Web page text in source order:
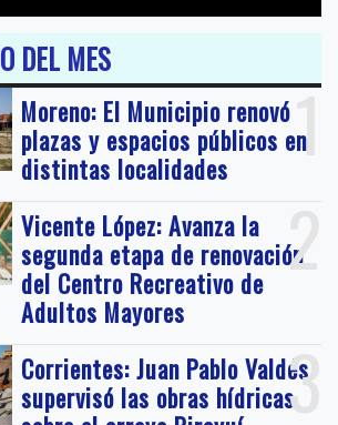
DEL MES
1
Moreno: El Municipio renovó
plazas y espacios públicos en
distintas localidades
2
Vicente López: Avanza la
segunda etapa de renovación
del Centro Recreativo de
Adultos Mayores
3
Corrientes: Juan Pablo Valdés
supervisó las obras hídricas